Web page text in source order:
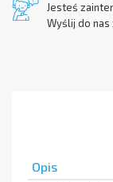
Jesteś
Wyślij do nas
Opis